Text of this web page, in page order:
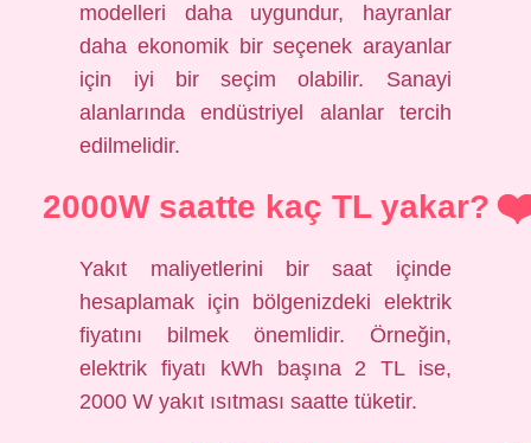
modelleri daha uygundur, hayranlar
daha ekonomik bir seçenek arayanlar
için iyi bir seçim olabilir. Sanayi
alanlarında endüstriyel alanlar tercih
edilmelidir.
2000W saatte kaç TL yakar?
Yakıt maliyetlerini bir saat içinde
hesaplamak için bölgenizdeki elektrik
fiyatını bilmek önemlidir. Örneğin,
elektrik fiyatı kWh başına 2 TL ise,
2000 W yakıt ısıtması saatte tüketir.